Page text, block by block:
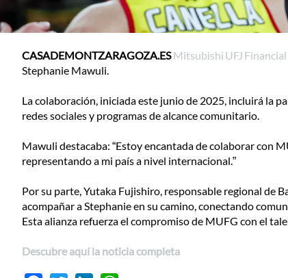
CASADEMONTZARAGOZA.ES Mitsubishi UFJ
Stephanie Mawuli.
La colaboración, iniciada este junio de 2025, incluirá la
redes sociales y programas de alcance comunitario.
Mawuli destacaba: “Estoy encantada de colaborar con
representando a mi país a nivel internacional.”
Por su parte, Yutaka Fujishiro, responsable regional de
acompañar a Stephanie en su camino, conectando
Esta alianza refuerza el compromiso de MUFG con el
Descubre aquí la noticia completa